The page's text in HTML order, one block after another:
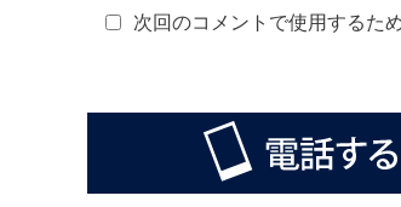
次回のコメントで使用するた